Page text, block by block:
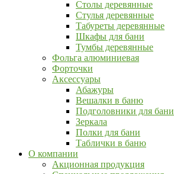
Столы деревянные
Стулья деревянные
Табуреты деревянные
Шкафы для бани
Тумбы деревянные
Фольга алюминиевая
Форточки
Аксессуары
Абажуры
Вешалки в баню
Подголовники для бани
Зеркала
Полки для бани
Таблички в баню
О компании
Акционная продукция